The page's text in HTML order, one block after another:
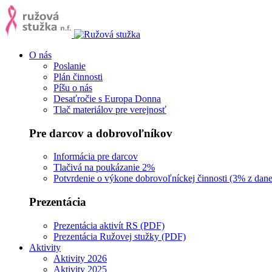
O nás
Poslanie
Plán činnosti
Píšu o nás
Desaťročie s Europa Donna
Tlač materiálov pre verejnosť
Pre darcov a dobrovoľníkov
Informácia pre darcov
Tlačivá na poukázanie 2%
Potvrdenie o výkone dobrovoľníckej činnosti (3% z
Prezentácia
Prezentácia aktivít RS (PDF)
Prezentácia Ružovej stužky (PDF)
Aktivity
Aktivity 2026
Aktivity 2025